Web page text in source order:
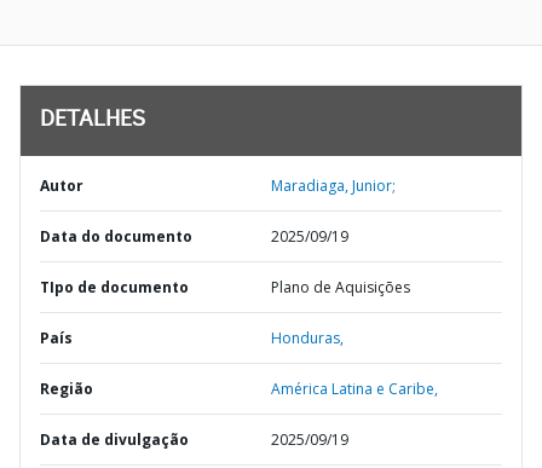
DETALHES
Autor Maradiaga, Junior;
Data do documento 2025/09/19
TIpo de documento Plano de Aquisições
País Honduras,
Região América Latina e Caribe,
Data de divulgação 2025/09/19